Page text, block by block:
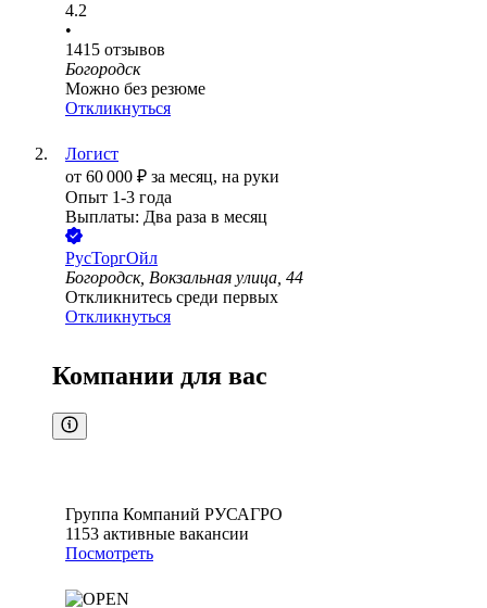
4.2
•
1415 отзывов
Богородск
Можно без резюме
Откликнуться
Логист
от 60 000 ₽ за месяц, на руки
Опыт 1-3 года
Выплаты: Два раза в месяц
РусТоргОйл
Богородск, Вокзальная улица, 44
Откликнитесь среди первых
Откликнуться
Компании для вас
Группа Компаний РУСАГРО
1153 активные вакансии
Посмотреть